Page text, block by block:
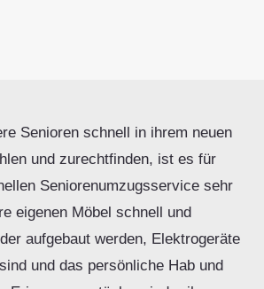
Senioren schnell in ihrem neuen
und zurechtfinden, ist es für
Seniorenumzugsservice sehr
eigenen Möbel schnell und
aufgebaut werden, Elektrogeräte
und das persönliche Hab und